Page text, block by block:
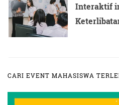
Interaktif
CARI EVENT MAHASISWA